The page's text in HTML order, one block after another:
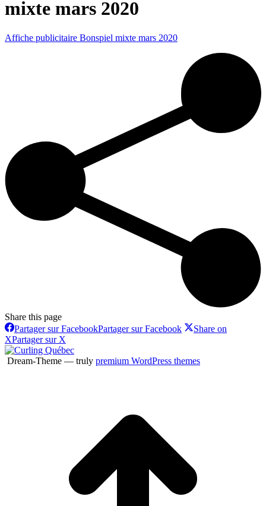
mixte mars 2020
Affiche publicitaire Bonspiel mixte mars 2020
Share this page
Partager sur FacebookPartager sur Facebook
Share on
XPartager sur X
Dream-Theme — truly premium WordPress themes